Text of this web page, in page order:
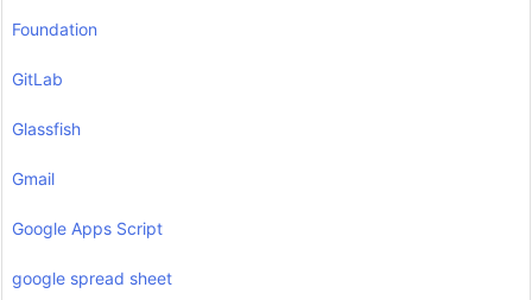
Foundation
GitLab
Glassfish
Gmail
Google Apps Script
google spread sheet